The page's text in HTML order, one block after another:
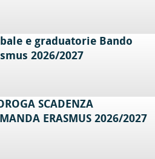
e graduatorie Bando
2026/2027
SCADENZA
ERASMUS 2026/2027